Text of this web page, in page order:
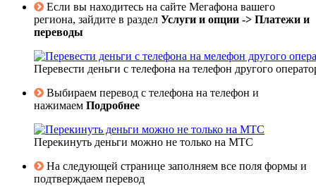
Если вы находитесь на сайте Мегафона вашего
региона, зайдите в раздел Услуги и опции -> Платежи и
переводы
Перевести деньги с телефона на телефон другого
Выбираем перевод с телефона на телефон и
нажимаем Подробнее
Перекинуть деньги можно не только на МТС
На следующей странице заполняем все поля формы и
подтверждаем перевод